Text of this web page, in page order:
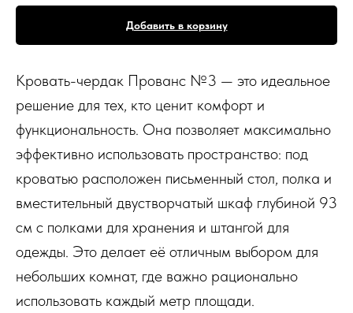
Добавить в корзину
Кровать-чердак Прованс №3 — это идеальное
решение для тех, кто ценит комфорт и
функциональность. Она позволяет максимально
эффективно использовать пространство: под
кроватью расположен письменный стол, полка и
вместительный двустворчатый шкаф глубиной 93
см с полками для хранения и штангой для
одежды. Это делает её отличным выбором для
небольших комнат, где важно рационально
использовать каждый метр площади.